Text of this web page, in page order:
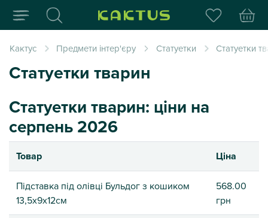
Інтернет-магазин
Кактус Предмети інтер'єру Статуетки Статуетки
Статуетки тварин
Статуетки тварин: ціни на
серпень 2026
Товар Ціна
Підставка під олівці Бульдог з кошиком
13,5х9х12см
568.00
грн